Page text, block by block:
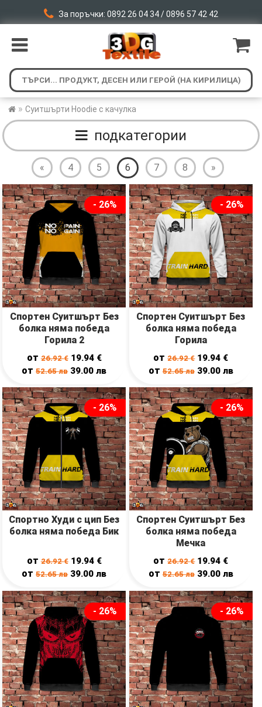
За поръчки: 0892 26 04 34 / 0896 57 42 42
» Суитшърти Hoodie с качулка
подкатегории
« 4 5 6 7 8 »
- 26%
Спортен Суитшърт Без
болка няма победа
Горила 2
от26.92€ 19.94 €
от52.65лв 39.00лв
- 26%
Спортен Суитшърт Без
болка няма победа
Горила
от26.92€ 19.94 €
от 52.65лв 39.00 лв
- 26%
Спортно Худи с цип Без
болка няма победа Бик
от26.92€ 19.94 €
от52.65лв 39.00лв
- 26%
Спортен Суитшърт Без
болка няма победа
Мечка
от26.92€ 19.94 €
от 52.65лв 39.00 лв
- 26% - 26%